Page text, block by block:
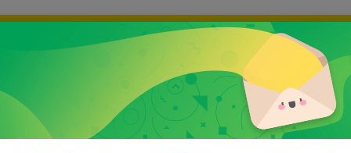
grafiku? Mám jich mnohem víc – napište mi a společně
Hledat